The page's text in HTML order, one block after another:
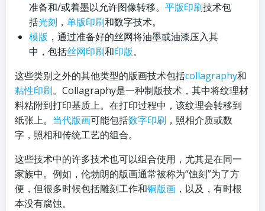
准备和/或着墨以允许图像转移。 平版印刷技术包
括光刻 ， 单版印刷和数字技术。
模版 ，通过准备好的丝网将油墨或油漆压入其
中，包括丝网印刷和印版。
这些类别之外的其他类型的版画技术包括collagraphy和
粘性印刷。Collagraphy是一种制版技术，其中将纹理材
料粘附到打印基质上。在打印过程中，该纹理会转移到
纸张上。 当代版画可能包括数字印刷 ，照相介质或数
字，照相和传统工艺的组合。
这些技术中的许多技术也可以组合使用，尤其是在同一
家族中。例如，伦勃朗的版画通常被称为“蚀刻”为了方
便，但很多时候包括雕刻工作和铜版画 ，以及，有时根
本没有腐蚀。